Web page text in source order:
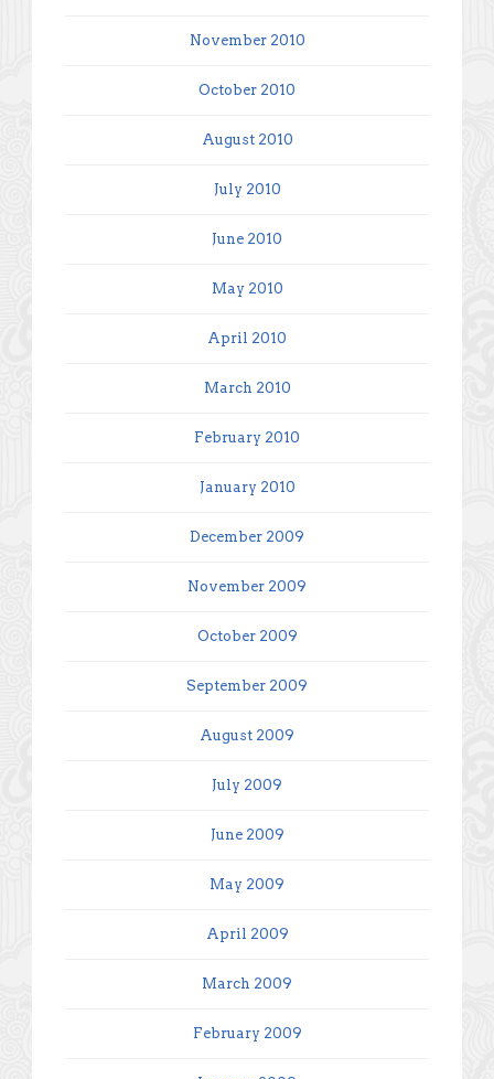
November 2010
October 2010
August 2010
July 2010
June 2010
May 2010
April 2010
March 2010
February 2010
January 2010
December 2009
November 2009
October 2009
September 2009
August 2009
July 2009
June 2009
May 2009
April 2009
March 2009
February 2009